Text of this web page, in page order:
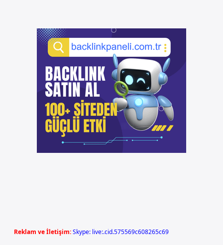
Reklam ve İletişim:Skype: live:.cid.575569c608265c69